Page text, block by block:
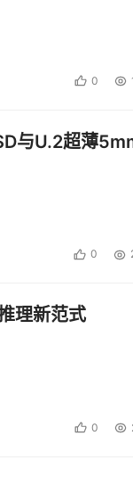
0
与U.2超薄
0
理新范式
0